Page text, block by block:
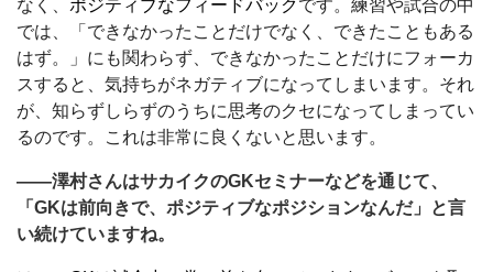
なく、 ポジティブなフィードバックです。練習や試合の中
では、「できなかったことだけでなく、できたこともある
はず。」にも関わらず、できなかったことだけにフォーカ
スすると、気持ちがネガティブになってしまいます。それ
が、知らずしらずのうちに思考のクセになってしまってい
るのです。これは非常に良くないと思います。
――澤村さんはサカイクのGKセミナーなどを通じて、
「GKは前向きで、ポジティブなポジションなんだ」と言
い続けていますね。